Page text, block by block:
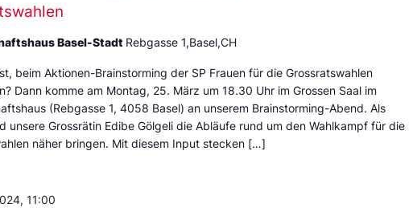
Basel-Stadt Rebgasse 1,Basel,CH
beim Aktionen-Brainstorming der SP Frauen für die Grossratswahlen
Dann komme am Montag, 25. März um 18.30 Uhr im Grossen Saal im
(Rebgasse 1, 4058 Basel) an unserem Brainstorming-Abend. Als
unsere Grossrätin Edibe Gölgeli die Abläufe rund um den Wahlkampf für die
näher bringen. Mit diesem Input stecken […]
11:00